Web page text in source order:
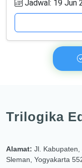
Jadwal: 19 Jun
Trilogika
Alamat: Jl.
Sleman, Yogyakarta